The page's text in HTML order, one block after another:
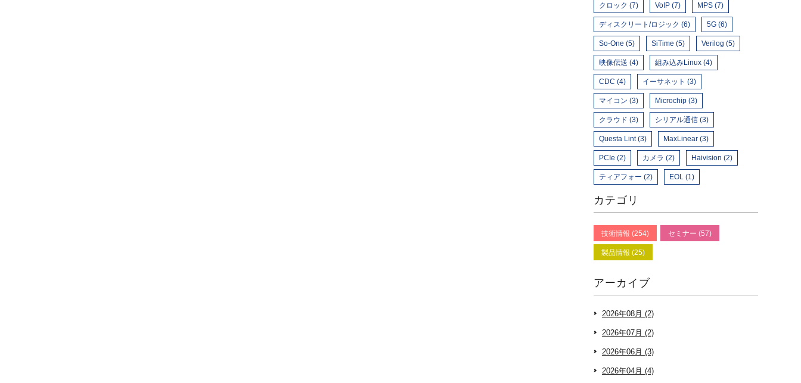
クロック (7) VoIP (7) MPS (7)
ディスクリート/ロジック (6) 5G (6)
So-One (5) SiTime (5) Verilog (5)
映像伝送 (4) 組み込みLinux (4)
CDC (4) イーサネット (3)
マイコン (3) Microchip (3)
クラウド (3) シリアル通信 (3)
Questa Lint (3) MaxLinear (3)
PCIe (2) カメラ (2) Haivision (2)
ティアフォー (2) EOL (1)
カテゴリ
技術情報 (254) セミナー (57)
製品情報 (25)
アーカイブ
2026年08月 (2)
2026年07月 (2)
2026年06月 (3)
2026年04月 (4)